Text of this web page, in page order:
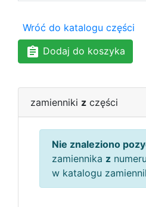
Wróć do katalogu części
Dodaj do koszyka
zamienniki z części
Nie znaleziono
zamiennika z
w katalogu